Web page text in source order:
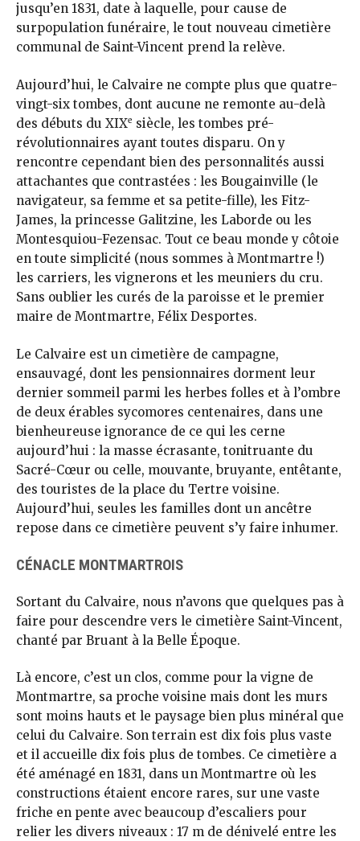
jusqu’en 1831, date à laquelle, pour cause de
surpopulation funéraire, le tout nouveau cimetière
communal de Saint-Vincent prend la relève.
Aujourd’hui, le Calvaire ne compte plus que quatre-
vingt-six tombes, dont aucune ne remonte au-delà
des débuts du XIXe siècle, les tombes pré-
révolutionnaires ayant toutes disparu. On y
rencontre cependant bien des personnalités aussi
attachantes que contrastées : les Bougainville (le
navigateur, sa femme et sa petite-fille), les Fitz-
James, la princesse Galitzine, les Laborde ou les
Montesquiou-Fezensac. Tout ce beau monde y côtoie
en toute simplicité (nous sommes à Montmartre !)
les carriers, les vignerons et les meuniers du cru.
Sans oublier les curés de la paroisse et le premier
maire de Montmartre, Félix Desportes.
Le Calvaire est un cimetière de campagne,
ensauvagé, dont les pensionnaires dorment leur
dernier sommeil parmi les herbes folles et à l’ombre
de deux érables sycomores centenaires, dans une
bienheureuse ignorance de ce qui les cerne
aujourd’hui : la masse écrasante, tonitruante du
Sacré-Cœur ou celle, mouvante, bruyante, entêtante,
des touristes de la place du Tertre voisine.
Aujourd’hui, seules les familles dont un ancêtre
repose dans ce cimetière peuvent s’y faire inhumer.
CÉNACLE MONTMARTROIS
Sortant du Calvaire, nous n’avons que quelques pas à
faire pour descendre vers le cimetière Saint-Vincent,
chanté par Bruant à la Belle Époque.
Là encore, c’est un clos, comme pour la vigne de
Montmartre, sa proche voisine mais dont les murs
sont moins hauts et le paysage bien plus minéral que
celui du Calvaire. Son terrain est dix fois plus vaste
et il accueille dix fois plus de tombes. Ce cimetière a
été aménagé en 1831, dans un Montmartre où les
constructions étaient encore rares, sur une vaste
friche en pente avec beaucoup d’escaliers pour
relier les divers niveaux : 17 m de dénivelé entre les